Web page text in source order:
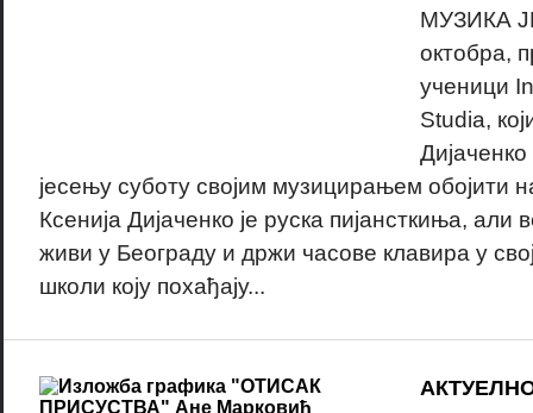
МУЗИКА
октобра,
ученици
Studia,
јесењу суботу својим музицирањем обојити
Ксенија Дијаченко је руска пијансткиња, али
живи у Београду и држи часове клавира у
школи коју похађају...